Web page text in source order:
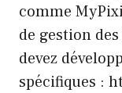
comme
de gestion
devez
spécifiques :